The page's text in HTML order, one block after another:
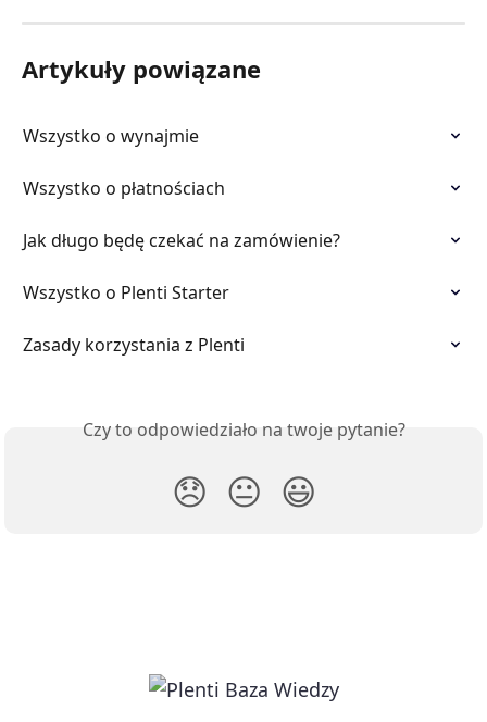
Artykuły powiązane
Wszystko o wynajmie
Wszystko o płatnościach
Jak długo będę czekać na zamówienie?
Wszystko o Plenti Starter
Zasady korzystania z Plenti
Czy to odpowiedziało na twoje pytanie?
😞 😐 😃